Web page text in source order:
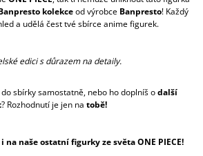
kolekceod výrobce Banpresto! Každý
a udělá čest tvé sbírce anime figurek.
edici s důrazem na detaily.
do sbírky samostatně, nebo ho doplníš odalší
? Rozhodnutí je jen na tobě!
naše ostatní figurky ze světa ONE PIECE!